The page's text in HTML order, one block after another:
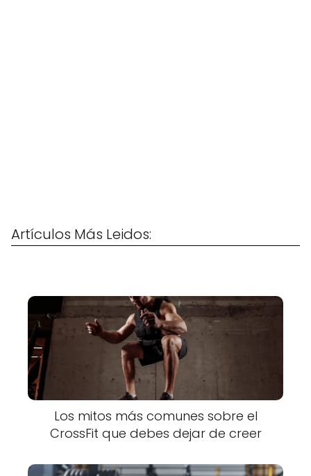
Artículos Más Leidos:
Los mitos más comunes sobre el
CrossFit que debes dejar de creer